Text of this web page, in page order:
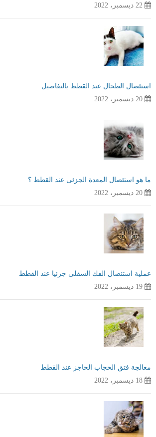
22 ديسمبر، 2022
استئصال الطحال عند القطط بالتفاصيل
20 ديسمبر، 2022
ما هو استئصال المعدة الجزئى عند القطط ؟
20 ديسمبر، 2022
عملية استئصال الفك السفلى جزئيا عند القطط
19 ديسمبر، 2022
معالجة فتق الحجاب الحاجز عند القطط
18 ديسمبر، 2022